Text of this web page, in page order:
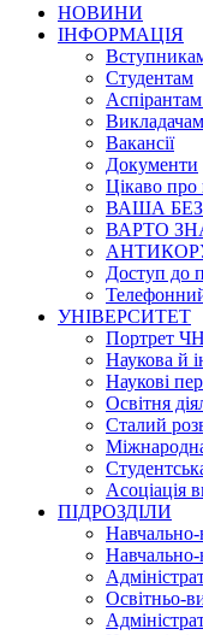
НОВИНИ
ІНФОРМАЦІЯ
Студентам
Викладачам
Вакансії
Документи
Цікаво про
ВАША
ВАРТО
Доступ до
УНІВЕРСИТЕТ
Портрет
Наукова й
Наукові
Освітня
Сталий
Міжнародна
Асоціація
ПІДРОЗДІЛИ
Навчально-
Навчально-
Освітньо-